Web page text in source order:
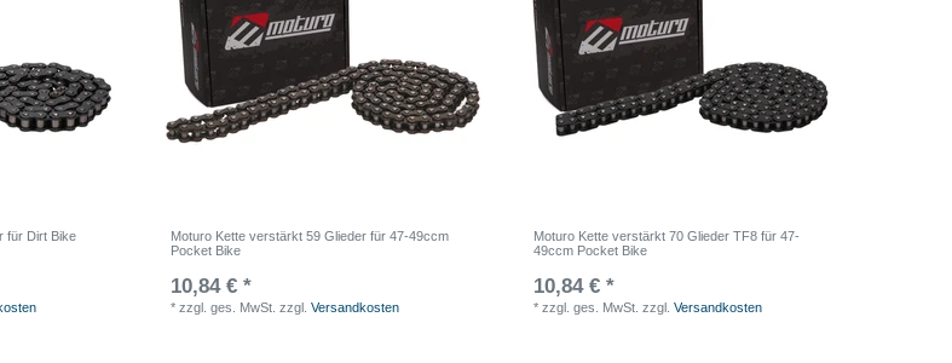
für Dirt Bike
Moturo Kette verstärkt 59 Glieder für 47-49ccm
Pocket Bike
10,84 € *
*zzgl. ges. MwSt. zzgl.Versandkosten
Moturo Kette verstärkt 70 Glieder TF8 für 47-
49ccm Pocket Bike
10,84 € *
*zzgl. ges. MwSt. zzgl.Versandkosten